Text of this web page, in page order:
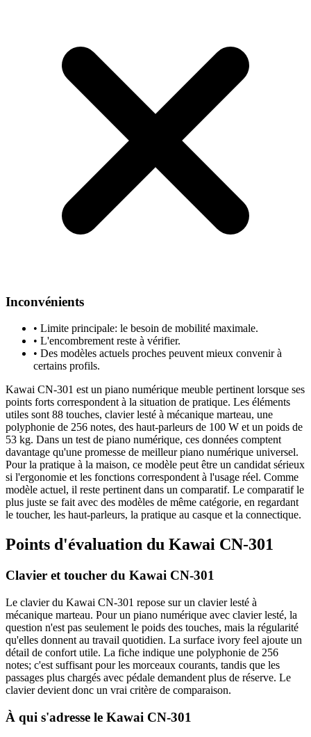
Inconvénients
• Limite principale: le besoin de mobilité maximale.
• L'encombrement reste à vérifier.
• Des modèles actuels proches peuvent mieux convenir à
certains profils.
Kawai CN-301 est un piano numérique meuble pertinent lorsque ses
points forts correspondent à la situation de pratique. Les éléments
utiles sont 88 touches, clavier lesté à mécanique marteau, une
polyphonie de 256 notes, des haut-parleurs de 100 W et un poids de
53 kg. Dans un test de piano numérique, ces données comptent
davantage qu'une promesse de meilleur piano numérique universel.
Pour la pratique à la maison, ce modèle peut être un candidat sérieux
si l'ergonomie et les fonctions correspondent à l'usage réel. Comme
modèle actuel, il reste pertinent dans un comparatif. Le comparatif le
plus juste se fait avec des modèles de même catégorie, en regardant
le toucher, les haut-parleurs, la pratique au casque et la connectique.
Points d'évaluation du Kawai CN-301
Clavier et toucher du Kawai CN-301
Le clavier du Kawai CN-301 repose sur un clavier lesté à
mécanique marteau. Pour un piano numérique avec clavier lesté, la
question n'est pas seulement le poids des touches, mais la régularité
qu'elles donnent au travail quotidien. La surface ivory feel ajoute un
détail de confort utile. La fiche indique une polyphonie de 256
notes; c'est suffisant pour les morceaux courants, tandis que les
passages plus chargés avec pédale demandent plus de réserve. Le
clavier devient donc un vrai critère de comparaison.
À qui s'adresse le Kawai CN-301